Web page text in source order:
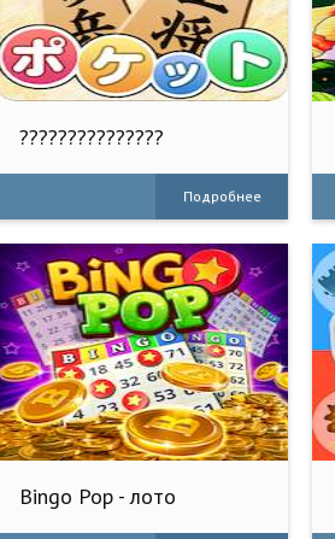
???????????????
Подробнее
Bingo Pop - лото